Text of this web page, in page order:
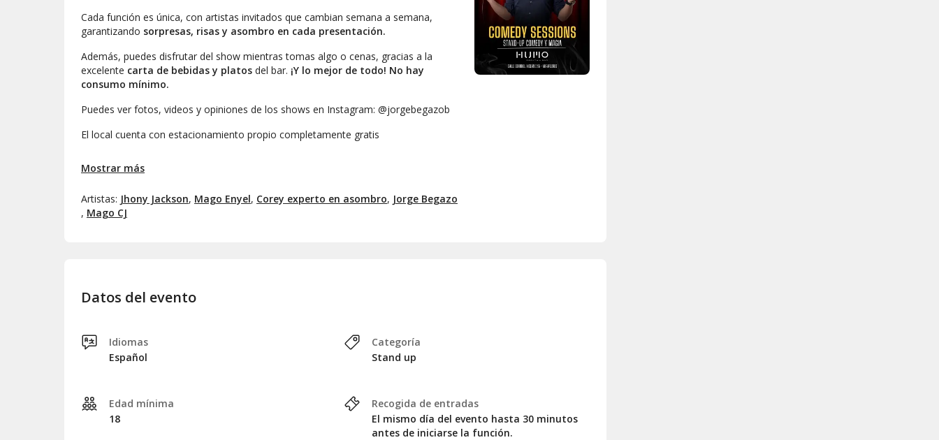
Cada función es única, con artistas invitados que cambian semana a semana,
garantizando sorpresas, risas y asombro en cada presentación.
Además, puedes disfrutar del show mientras tomas algo o cenas, gracias a la
excelente carta de bebidas y platos del bar. ¡Y lo mejor de todo! No hay
consumo mínimo.
Puedes ver fotos, videos y opiniones de los shows en Instagram: @jorgebegazob
El local cuenta con estacionamiento propio completamente gratis
vibra en Lima. ¡Reserva tu lugar y no te lo pierdas!
Mostrar más
Artistas: Jhony Jackson, Mago Enyel, Corey experto en asombro, Jorge Begazo
, Mago CJ
Datos del evento
Idiomas
Español
Edad mínima
18
Categoría
Stand up
Recogida de entradas
El mismo día del evento hasta 30 minutos
antes de iniciarse la función.